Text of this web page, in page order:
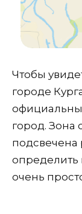
Чтобы
городе
город. Зона
подсвечена
определить
очень